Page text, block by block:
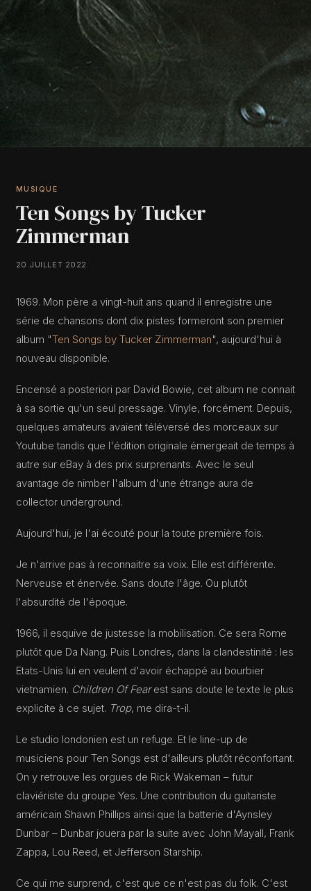
MUSIQUE
Ten Songs by Tucker
Zimmerman
20 JUILLET 2022
1969. Mon père a vingt-huit ans quand il enregistre une
série de chansons dont dix pistes formeront son premier
album "Ten Songs by Tucker Zimmerman", aujourd'hui à
nouveau disponible.
Encensé a posteriori par David Bowie, cet album ne connait
à sa sortie qu'un seul pressage. Vinyle, forcément. Depuis,
quelques amateurs avaient téléversé des morceaux sur
Youtube tandis que l'édition originale émergeait de temps à
autre sur eBay à des prix surprenants. Avec le seul
avantage de nimber l'album d'une étrange aura de
collector underground.
Aujourd'hui, je l'ai écouté pour la toute première fois.
Je n'arrive pas à reconnaitre sa voix. Elle est différente.
Nerveuse et énervée. Sans doute l'âge. Ou plutôt
l'absurdité de l'époque.
1966, il esquive de justesse la mobilisation. Ce sera Rome
plutôt que Da Nang. Puis Londres, dans la clandestinité : les
Etats-Unis lui en veulent d'avoir échappé au bourbier
vietnamien. Children Of Fearest sans doute le texte le plus
explicite à ce sujet. Trop, me dira-t-il.
Le studio londonien est un refuge. Et le line-up de
musiciens pour Ten Songs est d'ailleurs plutôt réconfortant.
On y retrouve les orgues de Rick Wakeman – futur
claviériste du groupe Yes. Une contribution du guitariste
américain Shawn Phillips ainsi que la batterie d'Aynsley
Dunbar – Dunbar jouera par la suite avec John Mayall, Frank
Zappa, Lou Reed, et Jefferson Starship.
Ce qui me surprend, c'est que ce n'est pas du folk. C'est